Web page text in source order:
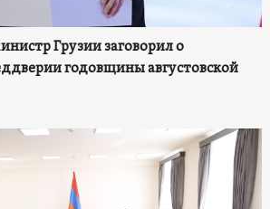
Грузии заговорил о
годовщины августовской